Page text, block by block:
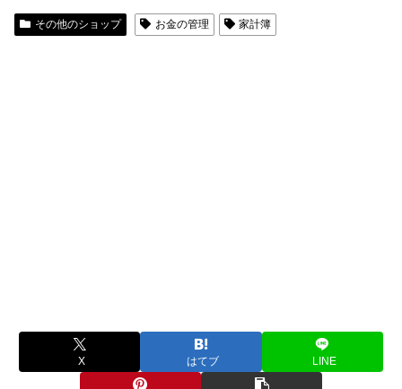
その他のショップ お金の管理 家計簿
X はてブ LINE